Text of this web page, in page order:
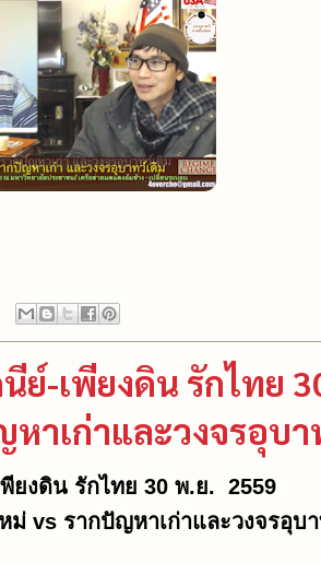
ย์-เพียงดิน รักไทย
หาเก่าและวงจรอุบา
ยงดิน รักไทย 30 พ.ย. 2559
ม่ vs รากปัญหาเก่าและวงจรอุบ